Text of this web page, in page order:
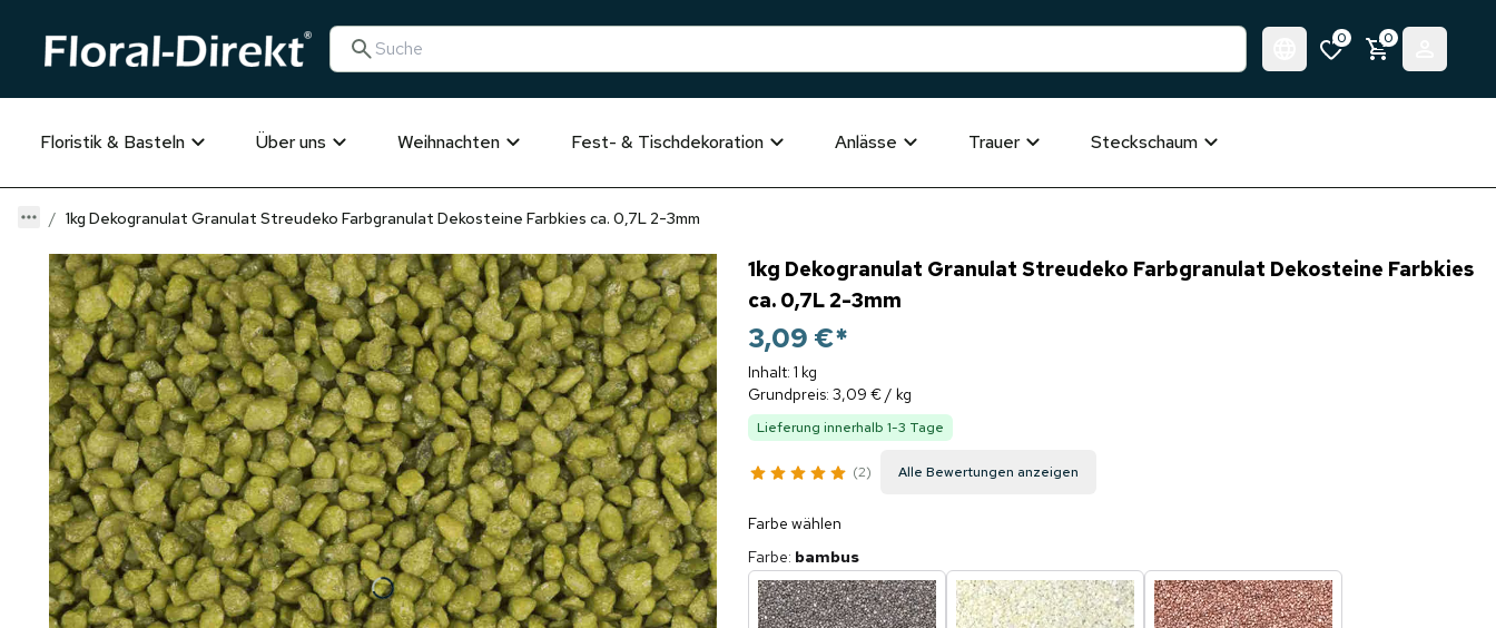
0 0
Floristik & Basteln Über uns Weihnachten Fest- & Tischdekoration Anlässe Trauer Steckschaum
1kg Dekogranulat Granulat Streudeko Farbgranulat Dekosteine Farbkies ca. 0,7L 2-3mm
1kg Dekogranulat Granulat Streudeko Farbgranulat Dekosteine Farbkies
ca. 0,7L 2-3mm
3,09 €*
Inhalt: 1 kg
Grundpreis: 3,09 € / kg
Lieferung innerhalb 1-3 Tage
2 Alle Bewertungen anzeigen
Farbe wählen
Farbe: bambus